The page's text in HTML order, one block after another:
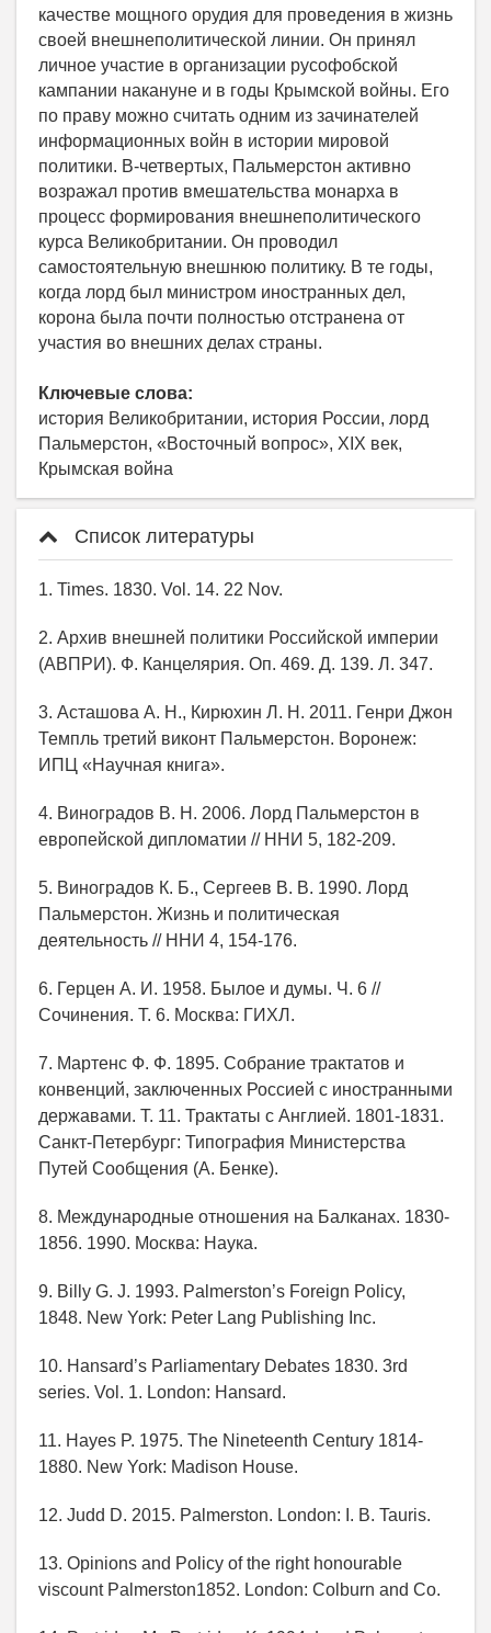
качестве мощного орудия для проведения в жизнь
своей внешнеполитической линии. Он принял
личное участие в организации русофобской
кампании накануне и в годы Крымской войны. Его
по праву можно считать одним из зачинателей
информационных войн в истории мировой
политики. В-четвертых, Пальмерстон активно
возражал против вмешательства монарха в
процесс формирования внешнеполитического
курса Великобритании. Он проводил
самостоятельную внешнюю политику. В те годы,
когда лорд был министром иностранных дел,
корона была почти полностью отстранена от
участия во внешних делах страны.
Ключевые слова:
история Великобритании, история России, лорд
Пальмерстон, «Восточный вопрос», XIX век,
Крымская война
Список литературы
1. Times. 1830. Vol. 14. 22 Nov.
2. Архив внешней политики Российской империи
(АВПРИ). Ф. Канцелярия. Оп. 469. Д. 139. Л. 347.
3. Асташова А. Н., Кирюхин Л. Н. 2011. Генри Джон
Темпль третий виконт Пальмерстон. Воронеж:
ИПЦ «Научная книга».
4. Виноградов В. Н. 2006. Лорд Пальмерстон в
европейской дипломатии // ННИ 5, 182-209.
5. Виноградов К. Б., Сергеев В. В. 1990. Лорд
Пальмерстон. Жизнь и политическая
деятельность // ННИ 4, 154-176.
6. Герцен А. И. 1958. Былое и думы. Ч. 6 //
Сочинения. Т. 6. Москва: ГИХЛ.
7. Мартенс Ф. Ф. 1895. Собрание трактатов и
конвенций, заключенных Россией с иностранными
державами. Т. 11. Трактаты с Англией. 1801-1831.
Санкт-Петербург: Типография Министерства
Путей Сообщения (А. Бенке).
8. Международные отношения на Балканах. 1830-
1856. 1990. Москва: Наука.
9. Billy G. J. 1993. Palmerston’s Foreign Policy,
1848. New York: Peter Lang Publishing Inc.
10. Hansard’s Parliamentary Debates 1830. 3rd
series. Vol. 1. London: Hansard.
11. Hayes P. 1975. The Nineteenth Century 1814-
1880. New York: Madison House.
12. Judd D. 2015. Palmerston. London: I. B. Tauris.
13. Opinions and Policy of the right honourable
viscount Palmerston1852. London: Colburn and Co.